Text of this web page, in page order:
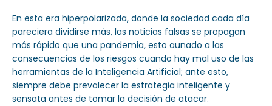
En esta era hiperpolarizada, donde la sociedad cada día
pareciera dividirse más, las noticias falsas se propagan
más rápido que una pandemia, esto aunado a las
consecuencias de los riesgos cuando hay mal uso de las
herramientas de la Inteligencia Artificial; ante esto,
siempre debe prevalecer la estrategia inteligente y
sensata antes de tomar la decisión de atacar.